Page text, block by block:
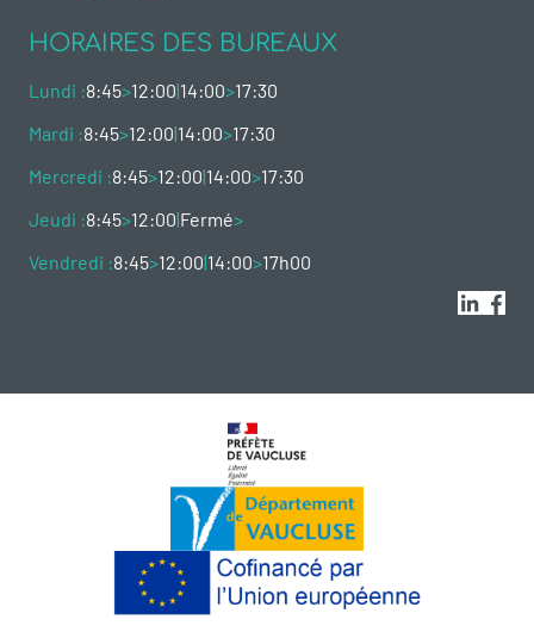
HORAIRES DES BUREAUX
Lundi :8:45>12:00|14:00>17:30
Mardi :8:45>12:00|14:00>17:30
Mercredi :8:45>12:00|14:00>17:30
Jeudi :8:45>12:00|Fermé>
Vendredi :8:45>12:00|14:00>17h00